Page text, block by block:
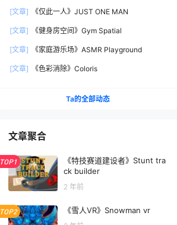
[文章] 《仅此一人》JUST ONE MAN
[文章] 《健身房空间》Gym Spatial
[文章] 《家庭游乐场》ASMR Playground
[文章] 《色彩消除》Coloris
Ta的全部动态
文章聚合
TOP1
《特技赛道建设者》Stunt tra
ck builder
2 年前
TOP2 《雪人VR》Snowman vr